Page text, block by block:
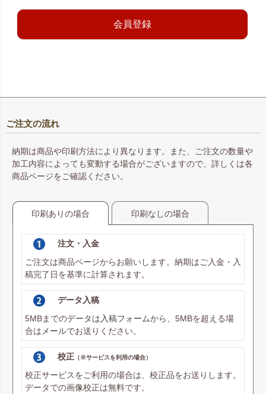
会員登録
ご注文の流れ
納期は商品や印刷方法により異なります。また、ご注文の数量や
加工内容によっても変動する場合がございますので、詳しくは各
商品ページをご確認ください。
印刷ありの場合 印刷なしの場合
注文・入金
ご注文は商品ページからお願いします。納期はご入金・入
稿完了日を基準に計算されます。
データ入稿
5MBまでのデータは 入稿フォームから、5MBを超える場
合は メールでお送りください。
校正 （※サービスを利用の場合）
校正サービスをご利用の場合は、校正品をお送りします。
データでの画像校正は無料です。